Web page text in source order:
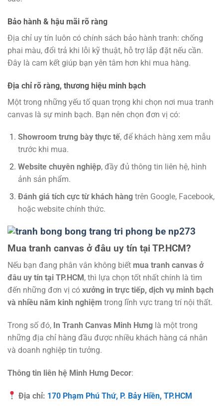
Bảo hành & hậu mãi rõ ràng
Địa chỉ uy tín luôn có chính sách bảo hành tranh: chống
phai màu, đổi trả khi lỗi kỹ thuật, hỗ trợ lắp đặt nếu cần.
Đây là cam kết giúp bạn yên tâm hơn khi mua hàng.
Địa chỉ rõ ràng, thương hiệu minh bạch
Một trong những yếu tố quan trọng khi chọn nơi mua tranh
canvas là sự minh bạch. Bạn nên chọn đơn vị có:
Showroom trưng bày thực tế, để khách hàng xem mẫu
trước khi mua.
Website chuyên nghiệp, đầy đủ thông tin liên hệ, hình
ảnh sản phẩm.
Đánh giá tích cực từ khách hàngtrên Google, Facebook,
hoặc website chính thức.
Mua tranh canvas ở đâu uy tín tại TP.HCM?
Nếu bạn đang phân vân không biết mua tranh canvas ở
đâu uy tín tại TP.HCM , thì lựa chọn tốt nhất chính là tìm
đến những đơn vị có xưởng in trực tiếp, dịch vụ minh bạch
và nhiều năm kinh nghiệm trong lĩnh vực trang trí nội thất.
Trong số đó, In Tranh Canvas Minh Hưng là một trong
những địa chỉ hàng đầu được nhiều khách hàng cá nhân
và doanh nghiệp tin tưởng.
Thông tin liên hệ Minh Hưng Decor:
Địa chỉ: 170 Phạm Phú Thứ, P. Bảy Hiền, TP.HCM